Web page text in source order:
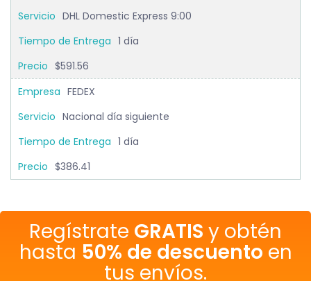
DHL Domestic Express 9:00
1 día
$591.56
FEDEX
Nacional día siguiente
1 día
$386.41
Regístrate GRATIS y obtén
hasta 50% de descuento en
tus envíos.